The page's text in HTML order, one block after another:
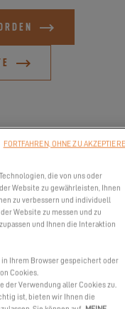
Messe auf dem
neu ausgestellten
die von uns oder
Website zu gewährleisten, Ihnen
zu verbessern und individuell
Website zu messen und zu
und Ihnen die Interaktion
in Ihrem Browser gespeichert oder
Cookies.
der Verwendung aller Cookies zu.
ist, bieten wir Ihnen die
FORTFAHREN, OHNE ZU